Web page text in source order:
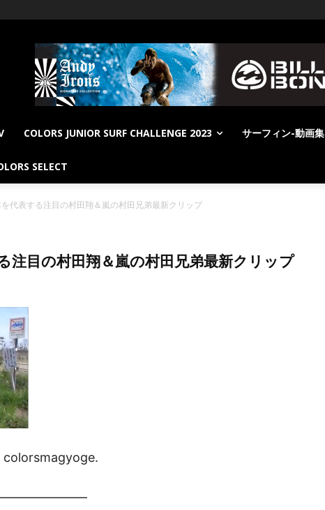
COLORS JUNIOR SURF CHALLENGE 2023 サーフィン-動画集
SELECT
を代表する注目の村田翔＆嵐の村田兄弟最新クリップ
注目の村田翔＆嵐の村田兄弟最新クリップ